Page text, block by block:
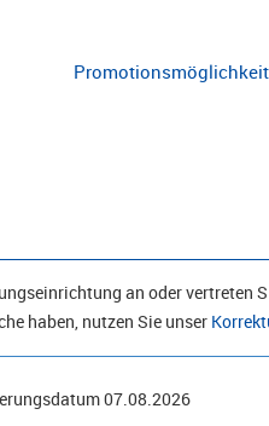
an oder vertreten
haben, nutzen Sie unser
07.08.2026